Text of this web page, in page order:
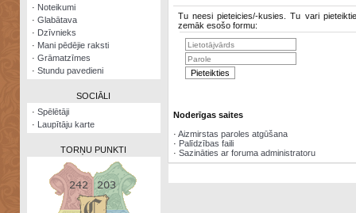
Visatcera
almanahs
Arhīvs
· Noteikumi
· Glabātava
· Dzīvnieks
· Mani pēdējie raksti
· Grāmatzīmes
· Stundu pavedieni
SOCIĀLI
· Spēlētāji
· Laupītāju karte
TORŅU PUNKTI
Tu neesi pieteicies/-kusies. Tu vari
zemāk esošo formu:
Noderīgas saites
· Aizmirstas paroles atgūšana
· Palīdzības faili
· Sazināties ar foruma administratoru